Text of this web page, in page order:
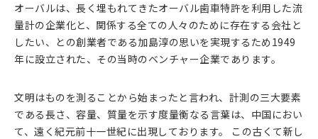
オーバルは、長く埋もれてきたオーバル歯車特許を利用した流
量計の企業化と、関係する全ての人々のために存在する会社と
したい、との創業者である加島淳の思いを実現するため1949
年に設立された、その当時のベンチャー企業であります。
文明はものを測ることから始まったと言われ、計測の三大要素
である長さ、容量、質量を示す度量衡なる言葉は、中国におい
て、遠く紀元前十一世紀に出現しております。 この古くて新し